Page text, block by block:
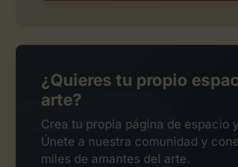
¿Quieres tu propio
arte?
Crea tu propia página de espacio
Únete a nuestra comunidad y
miles de amantes del arte.